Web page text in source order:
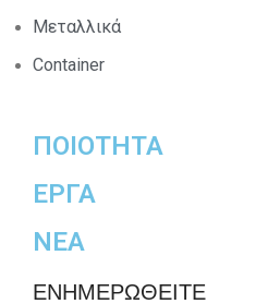
Μεταλλικά
Container
ΠΟΙΟΤΗΤΑ
ΕΡΓΑ
ΝΕΑ
ΕΝΗΜΕΡΩΘΕΙΤΕ